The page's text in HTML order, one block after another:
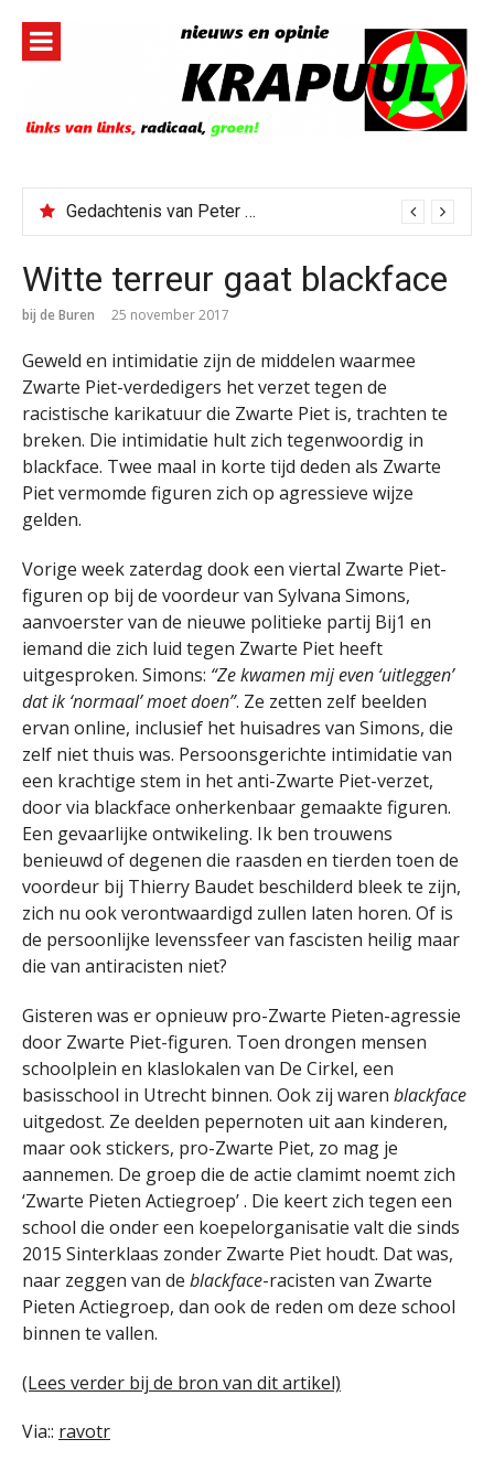
inhoud
Gedachtenis van Peter Faber
Witte terreur gaat blackface
bij de Buren 25 november 2017
Geweld en intimidatie zijn de middelen waarmee
Zwarte Piet-verdedigers het verzet tegen de
racistische karikatuur die Zwarte Piet is, trachten te
breken. Die intimidatie hult zich tegenwoordig in
blackface. Twee maal in korte tijd deden als Zwarte
Piet vermomde figuren zich op agressieve wijze
gelden.
Vorige week zaterdag dook een viertal Zwarte Piet-
figuren op bij de voordeur van Sylvana Simons,
aanvoerster van de nieuwe politieke partij Bij1 en
iemand die zich luid tegen Zwarte Piet heeft
uitgesproken. Simons: “Ze kwamen mij even ‘uitleggen’
dat ik ‘normaal’ moet doen”. Ze zetten zelf beelden
ervan online, inclusief het huisadres van Simons, die
zelf niet thuis was. Persoonsgerichte intimidatie van
een krachtige stem in het anti-Zwarte Piet-verzet,
door via blackface onherkenbaar gemaakte figuren.
Een gevaarlijke ontwikeling. Ik ben trouwens
benieuwd of degenen die raasden en tierden toen de
voordeur bij Thierry Baudet beschilderd bleek te zijn,
zich nu ook verontwaardigd zullen laten horen. Of is
de persoonlijke levenssfeer van fascisten heilig maar
die van antiracisten niet?
Gisteren was er opnieuw pro-Zwarte Pieten-agressie
door Zwarte Piet-figuren. Toen drongen mensen
schoolplein en klaslokalen van De Cirkel, een
basisschool in Utrecht binnen. Ook zij waren blackface
uitgedost. Ze deelden pepernoten uit aan kinderen,
maar ook stickers, pro-Zwarte Piet, zo mag je
aannemen. De groep die de actie clamimt noemt zich
‘Zwarte Pieten Actiegroep’ . Die keert zich tegen een
school die onder een koepelorganisatie valt die sinds
2015 Sinterklaas zonder Zwarte Piet houdt. Dat was,
naar zeggen van de blackface-racisten van Zwarte
Pieten Actiegroep, dan ook de reden om deze school
binnen te vallen.
(Lees verder bij de bron van dit artikel)
Via:: ravotr